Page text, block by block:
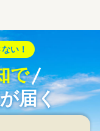
い！
で
届く